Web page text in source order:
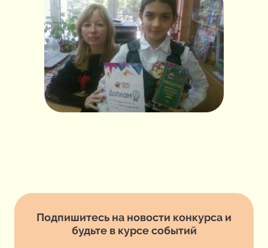
Подпишитесь на новости конкурса и
будьте в курсе событий